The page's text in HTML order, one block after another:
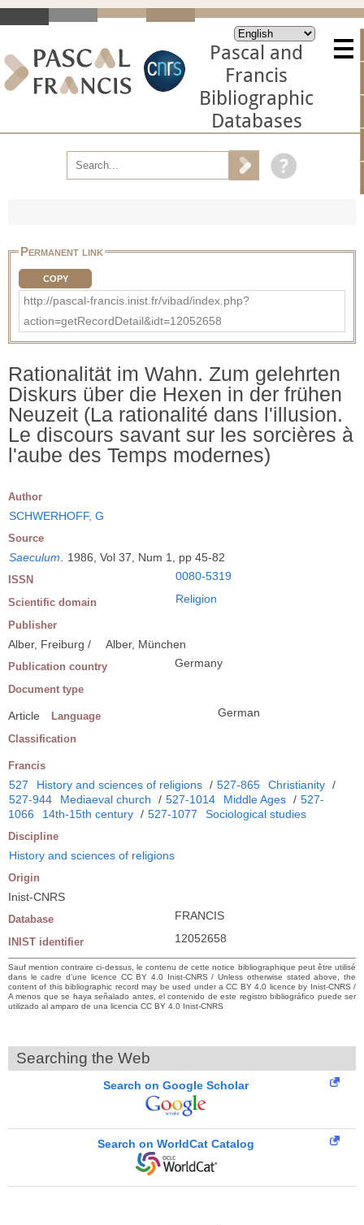
Pascal and
Francis
Bibliographic
Databases
Permanent link
COPY
http://pascal-francis.inist.fr/vibad/index.php?
action=getRecordDetail&idt=12052658
Rationalität im Wahn. Zum gelehrten
Diskurs über die Hexen in der frühen
Neuzeit (La rationalité dans l'illusion.
Le discours savant sur les sorcières à
l'aube des Temps modernes)
Author
SCHWERHOFF, G
Source
Saeculum 1986, Vol 37, Num 1, pp 45-82
ISSN 0080-5319
Scientific domain Religion
Publisher
Alber, Freiburg / Alber, München
Publication country Germany
Document type
Article Language German
Classification
Francis
527 History and sciences of religions / 527-865 Christianity /
527-944
Mediaeval church / 527-1014 Middle Ages / 527-
1066
14th-15th century / 527-1077 Sociological studies
Discipline
History and sciences of religions
Origin
Inist-CNRS
Database FRANCIS
INIST identifier 12052658
Sauf mention contraire ci-dessus, le contenu de cette notice bibliographique peut être utilisé
dans le cadre d’une licence CC BY 4.0 Inist-CNRS / Unless otherwise stated above, the
content of this bibliographic record may be used under a CC BY 4.0 licence by Inist-CNRS /
A menos que se haya señalado antes, el contenido de este registro bibliográfico puede ser
utilizado al amparo de una licencia CC BY 4.0 Inist-CNRS
Searching the Web
Search on Google Scholar
Search on WorldCat Catalog